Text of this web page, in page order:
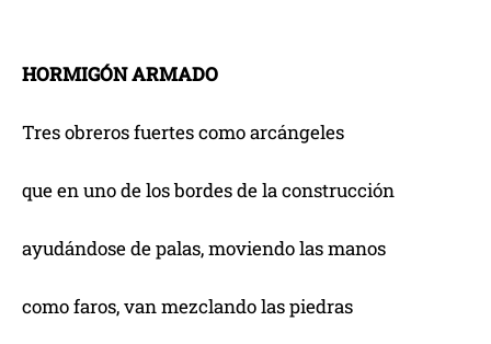
HORMIGÓN ARMADO
Tres obreros fuertes como arcángeles
que en uno de los bordes de la construcción
ayudándose de palas, moviendo las manos
como faros, van mezclando las piedras